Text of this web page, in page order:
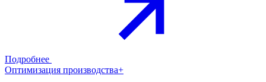
Подробнее
Оптимизация производства+